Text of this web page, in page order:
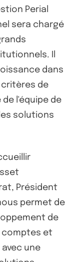
Perial
sera chargé
Il
dans
de
l'équipe de
solutions
Président
permet de
de
comptes et
une